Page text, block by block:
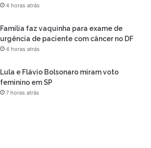
4 horas atrás
Família faz vaquinha para exame de
urgência de paciente com câncer no DF
4 horas atrás
Lula e Flávio Bolsonaro miram voto
feminino em SP
7 horas atrás